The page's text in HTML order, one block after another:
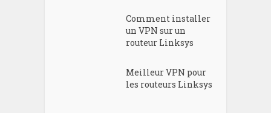
Comment installer
un VPN sur un
routeur Linksys
Meilleur VPN pour
les routeurs Linksys